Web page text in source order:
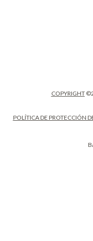
COPYRIGHT
POLÍTICA DE PROTECCIÓN